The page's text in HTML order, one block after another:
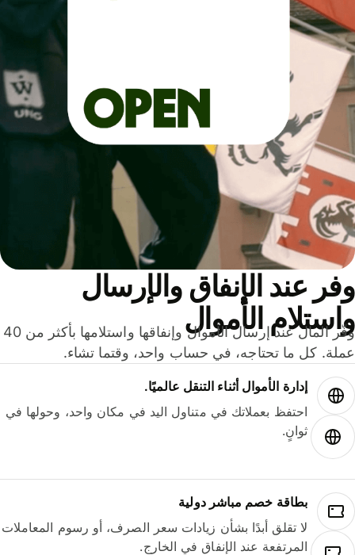
عند الإنفاق والإرسال
الأموال
وفّر المال عند إرسال الأموال وإنفاقها واستلامها بأكثر من 40
كل ما تحتاجه، في حساب واحد، وقتما تشاء.
إدارة الأموال أثناء التنقل عالميًا.
احتفظ بعملاتك في متناول اليد في مكان واحد، وحولها في
ثوانٍ.
بطاقة خصم مباشر دولية
لا تقلق أبدًا بشأن زيادات سعر الصرف، أو رسوم المعاملات
المرتفعة عند الإنفاق في الخارج.